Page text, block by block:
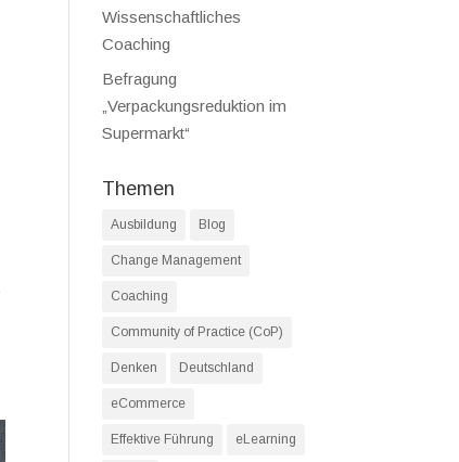
Wissenschaftliches
Coaching
Befragung
„Verpackungsreduktion im
Supermarkt“
Themen
Ausbildung Blog
Change Management
Coaching
Community of Practice (CoP)
Denken Deutschland
eCommerce
Effektive Führung eLearning